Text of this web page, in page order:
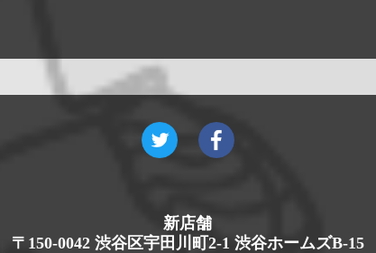
新店舗
〒150-0042 渋谷区宇田川町2-1 渋谷ホームズB-15